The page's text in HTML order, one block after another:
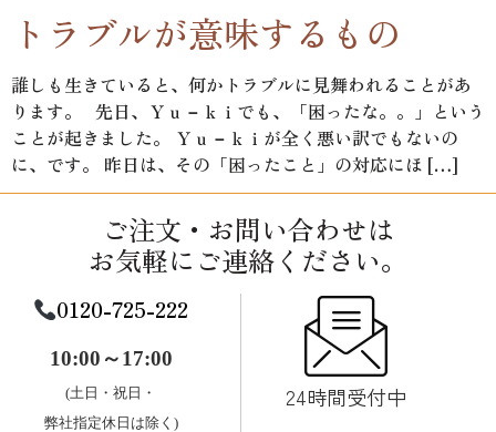
トラブルが意味するもの
誰しも生きていると、何かトラブルに見舞われることがあ
ります。 先日、Ｙｕ－ｋｉでも、「困ったな。。」という
ことが起きました。 Ｙｕ－ｋｉが全く悪い訳でもないの
に、です。 昨日は、その「困ったこと」の対応にほ […]
ご注文・お問い合わせは
お気軽にご連絡ください。
0120-725-222
10:00～17:00
(土日・祝日・
弊社指定休日は除く)
24時間受付中